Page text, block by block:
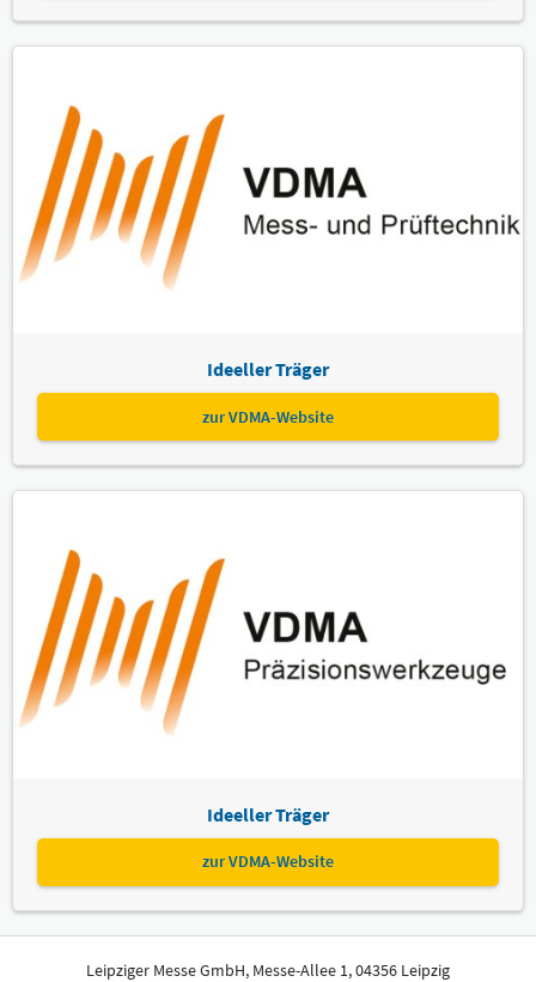
Ideeller Träger
zur VDMA-Website
Ideeller Träger
zur VDMA-Website
Leipziger Messe GmbH, Messe-Allee 1, 04356 Leipzig